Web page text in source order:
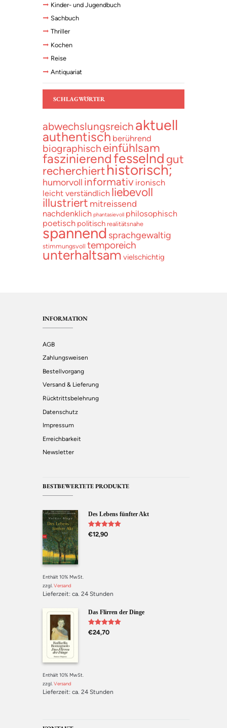
Kinder- und Jugendbuch
Sachbuch
Thriller
Kochen
Reise
Antiquariat
SCHLAGWÖRTER
abwechslungsreich aktuell
authentisch berührend
biographisch einfühlsam
faszinierendfesselnd gut
recherchierthistorisch;
humorvoll informativ ironisch
leicht verständlich liebevoll
illustriert mitreissend
nachdenklich phantasievoll philosophisch
poetisch politisch realitätsnahe
spannend sprachgewaltig
stimmungsvoll temporeich
unterhaltsam vielschichtig
INFORMATION
AGB
Zahlungsweisen
Bestellvorgang
Versand & Lieferung
Rücktrittsbelehrung
Datenschutz
Impressum
Erreichbarkeit
Newsletter
BESTBEWERTETE PRODUKTE
Des Lebens fünfter Akt
Bewertet mit
5.00von 5
€12,90
Enthält 10% MwSt.
zzgl. Versand
Lieferzeit: ca. 24 Stunden
Das Flirren der Dinge
Bewertet mit
5.00
von 5
€24,70
Enthält 10% MwSt.
zzgl. Versand
Lieferzeit: ca. 24 Stunden